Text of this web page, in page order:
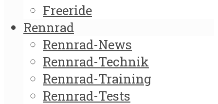
Freeride
Rennrad
Rennrad-News
Rennrad-Technik
Rennrad-Training
Rennrad-Tests